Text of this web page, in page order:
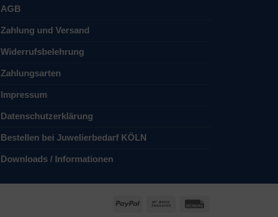
AGB
Zahlung und Versand
Widerrufsbelehrung
Zahlungsarten
Impressum
Datenschutzerklärung
Bestellen bei Juwelierbedarf KÖLN
Downloads / Informationen
PayPal
Bank